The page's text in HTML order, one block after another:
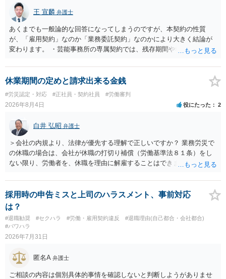
士にご相談下さい。
王 宣麟 弁護士
あくまでも一般論的な回答になってしまうのですが、本契約の性質
が、「雇用契約」なのか「業務委託契約」なのかにより大きく結論が
変わります。 ・芸能事務所の専属契約では、残存期間や報酬額、投下
務上よくあるからといって当然に適法という意味ではなく、実際の損
害との対応関係や合理性が重要です。 ・違約金に上限がなくても、常
に有効になるわけではありません。契約が労働契約に近い実態なら労
基法16条で無効となる余地があり、そうでなくても、金額が事務所の
損害と比べて過大なら無効や減額が争点になります。 ・契約前の修正
交渉は一般的です。 交渉の方向としては、上限額を設ける、実損害ベ
ースにする、算定根拠を明確化する、違約金ではなく「合理的な実
費・未回収費用のみ」に限定する、などが典型です。 ・弁護士に契約
前に契約書の内容をレビューしてもらう価値は十分にあると思われま
す。 争点は、契約類型が雇用か業務委託か、実態として労働者性があ
るか、解除事由が双方にどう定められているか、違約金の算定根拠が
合理的か、という複数論点に分かれます。契約前なら、交渉のパワー
バランスの問題もありますが、修正余地があるうえ、後から争うより
コストを抑えやすいので、資料等を持参の上弁護士に確認されること
をお勧めします。 ・事務所側の解除でも、解除理由によってはタレン
ト側に損害賠償が発生する建付けになっていることはあります。ただ
し、事務所側が一方的に解除したのにタレントへ違約金を課す設計
は、合理性や対価性を欠くとして争いやすいです。逆に、タレント側
の重大な契約違反がある場合は、実損害の範囲で請求される可能性は
あります。
休業期間の定めと請求出来る金銭
#労災認定・対応 #正社員・契約社員 #労働審判
2026年8月4日 役にたった 2
白井 弘昭 弁護士
＞会社の内規より、法律が優先する理解で正しいですか？ 業務労災で
の休職の場合は、会社が休職の打切り補償（労働基準法８１条）をし
ない限り、労働者を、休職を理由に解雇することはできません（労働
期間満了による退職は、業務労災への適用はありませんので、ご安心
ください。 仮に会社が打切り補償をせずに解雇した場合は、不当解雇
に当たります。 ＞労災の休業補償と、所得補償保険の保険金とは別
に、受け取れる金銭はありますでしょうか？ 業務労災の場合は、会社
の安全配慮義務違反が認められると解されますので、会社の損害賠償
責任（治療費、通院慰謝料、入院費、入院慰謝料、後遺障害慰謝料、
災での第三者行為傷害（同僚の不注意等による事故）の場合は、当該
第三者の賠償責任も考えられます。 労災で支払われた分は、損害額か
ら控除（損益相殺）されますが、それを超えた部分は、会社もしく
採用時の申告ミスと上司のハラスメント、事前対応
は？
#退職勧奨 #セクハラ #労働・雇用契約違反
#退職理由(自己都合・会社都合)
#パワハラ
2026年7月31日
匿名A 弁護士
ご相談の内容は個別具体的事情を確認しないと判断しようがありませ